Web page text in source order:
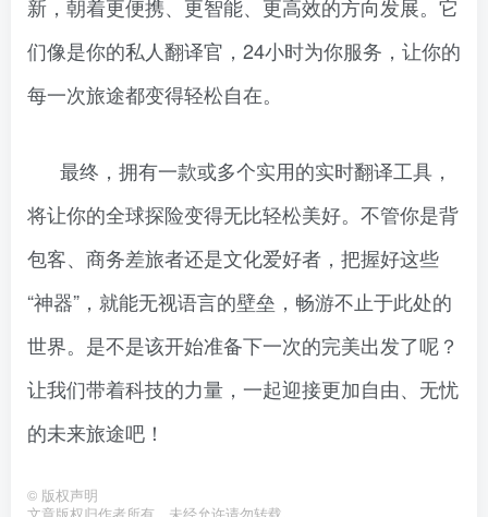
新，朝着更便携、更智能、更高效的方向发展。它
们像是你的私人翻译官，24小时为你服务，让你的
每一次旅途都变得轻松自在。
最终，拥有一款或多个实用的实时翻译工具，
将让你的全球探险变得无比轻松美好。不管你是背
包客、商务差旅者还是文化爱好者，把握好这些
“神器”，就能无视语言的壁垒，畅游不止于此处的
世界。是不是该开始准备下一次的完美出发了呢？
让我们带着科技的力量，一起迎接更加自由、无忧
的未来旅途吧！
© 版权声明